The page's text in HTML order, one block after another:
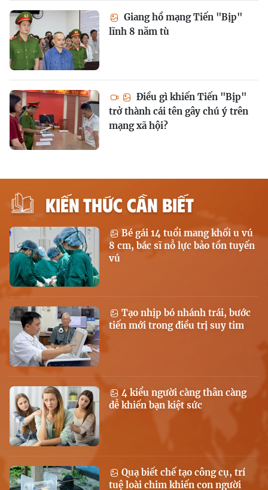
Giang hồ mạng Tiến "Bịp"
lĩnh 8 năm tù
Điều gì khiến Tiến "Bịp"
trở thành cái tên gây chú ý trên
mạng xã hội?
KIẾN THỨC CẦN BIẾT
Bé gái 14 tuổi mang khối u vú
8 cm, bác sĩ nỗ lực bảo tồn tuyến
vú
Tạo nhịp bó nhánh trái, bước
tiến mới trong điều trị suy tim
4 kiểu người càng thân càng
dễ khiến bạn kiệt sức
Quạ biết chế tạo công cụ, trí
tuệ loài chim khiến con người